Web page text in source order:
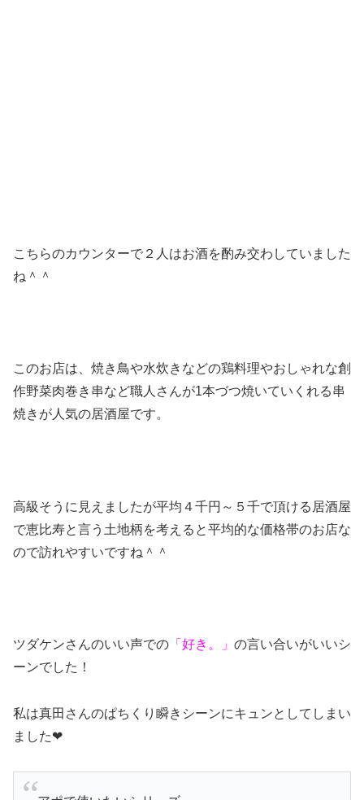
こちらのカウンターで２人はお酒を酌み交わしていました
ね＾＾
このお店は、焼き鳥や水炊きなどの鶏料理やおしゃれな創
作野菜肉巻き串など職人さんが1本づつ焼いていくれる串
焼きが人気の居酒屋です。
高級そうに見えましたが平均４千円～５千で頂ける居酒屋
で恵比寿と言う土地柄を考えると平均的な価格帯のお店な
ので訪れやすいですね＾＾
ツダケンさんのいい声での 「好き。」 の言い合いがいいシ
ーンでした！
私は真田さんのぱちくり瞬きシーンにキュンとしてしまい
ました❤